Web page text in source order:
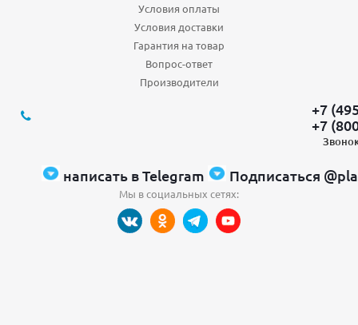
Условия оплаты
Условия доставки
Гарантия на товар
Вопрос-ответ
Производители
+7
+7
написать в Telegram Подписаться
Мы в социальных сетях: